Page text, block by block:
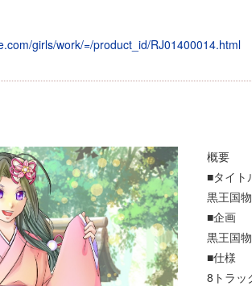
girls/work/=/product_id/RJ01400014.html
概要
■タイト
黒王国
■企画
黒王国
■仕様
8トラッ